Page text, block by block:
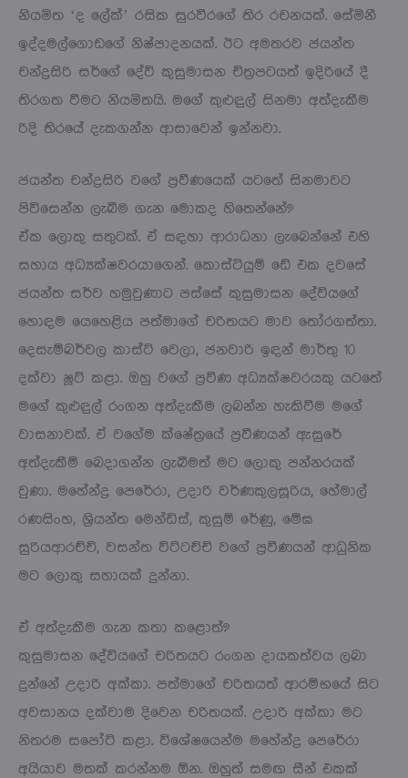
නියමිත ‘ද ලේක්’ රසික සුරවීරගේ තිර රචනයක්. සේමිනී
ඉද්දමල්ගොඩගේ නිෂ්පාදනයක්. ඊට අමතරව ජයන්ත
චන්ද්‍රසිරි සර්ගේ දේවි කුසුමාසන චිත්‍රපටයත් ඉදිරියේ දී
තිරගත වීමට නියමිතයි. මගේ කුළුඳුල් සිනමා අත්දැකීම
රිදි තිරයේ දැකගන්න ආසාවෙන් ඉන්නවා.
ජයන්ත චන්ද්‍රසිරි වගේ ප්‍රවීණයෙක් යටතේ සිනමාවට
පිවිසෙන්න ලැබීම ගැන මොකද හිතෙන්නේ?
ඒක ලොකු සතුටක්. ඒ සඳහා ආරාධනා ලැබෙන්නේ එහි
සහාය අධ්‍යක්ෂවරයාගෙන්. කොස්ටියුම් ඩේ එක දවසේ
ජයන්ත සර්ව හමුවුණාට පස්සේ කුසුමාසන දේවියගේ
හොඳම යෙහෙළිය පත්මාගේ චරිතයට මාව තෝරගත්තා.
දෙසැම්බර්වල කාස්ට් වෙලා, ජනවාරි ඉඳන් මාර්තු 10
දක්වා ෂූට් කළා. ඔහු වගේ ප්‍රවීණ අධ්‍යක්ෂවරයකු යටතේ
මගේ කුළුඳුල් රංගන අත්දැකීම ලබන්න හැකිවීම මගේ
වාසනාවක්. ඒ වගේම ක්ෂේත්‍රයේ ප්‍රවීණයන් ඇසුරේ
අත්දැකීම් බෙදාගන්න ලැබීමත් මට ලොකු පන්නරයක්
වුණා. මහේන්ද්‍ර පෙරේරා, උදාරි වර්ණකුලසූරිය, හේමාල්
රණසිංහ, ශ්‍රියන්ත මෙන්ඩිස්, කුසුම් රේණු, මේඝ
සුරියආරච්චි, වසන්ත විට්ටච්චි වගේ ප්‍රවීණයන් ආධුනික
මට ලොකු සහායක් දුන්නා.
ඒ අත්දැකීම ගැන කතා කළොත්?
කුසුමාසන දේවියගේ චරිතයට රංගන දායකත්වය ලබා
දුන්නේ උදාරි අක්කා. පත්මාගේ චරිතයත් ආරම්භයේ සිට
අවසානය දක්වාම දිවෙන චරිතයක්. උදාරි අක්කා මට
නිතරම සපෝට් කළා. විශේෂයෙන්ම මහේන්ද්‍ර පෙරේරා
අයියාව මතක් කරන්නම ඕන. ඔහුත් සමඟ සීන් එකක්